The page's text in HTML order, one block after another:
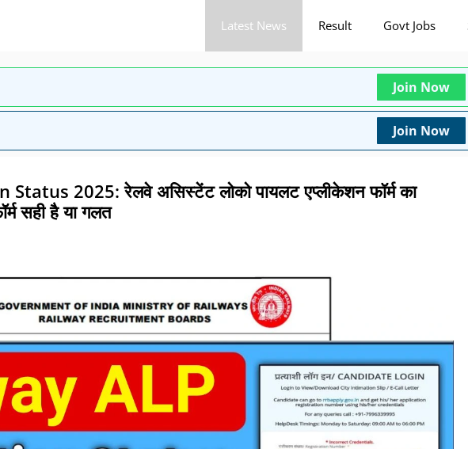
Latest News Result Govt Jobs
Join Now
Join Now
2025: रेलवे असिस्टेंट लोको पायलट एप्लीकेशन फॉर्म का
सही है या गलत